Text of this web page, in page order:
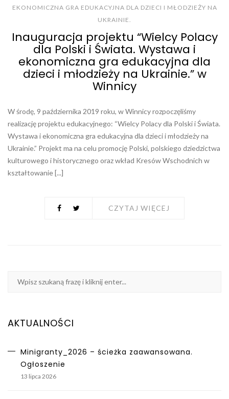
EKONOMICZNA GRA EDUKACYJNA DLA DZIECI I MŁODZIEŻY NA
UKRAINIE.
Inauguracja projektu “Wielcy Polacy
dla Polski i Świata. Wystawa i
ekonomiczna gra edukacyjna dla
dzieci i młodzieży na Ukrainie.” w
Winnicy
W środę, 9 października 2019 roku, w Winnicy rozpoczęliśmy
realizację projektu edukacyjnego: “Wielcy Polacy dla Polski i Świata.
Wystawa i ekonomiczna gra edukacyjna dla dzieci i młodzieży na
Ukrainie.” Projekt ma na celu promocję Polski, polskiego dziedzictwa
kulturowego i historycznego oraz wkład Kresów Wschodnich w
kształtowanie [...]
CZYTAJ WIĘCEJ
AKTUALNOŚCI
Minigranty_2026 – ścieżka zaawansowana.
Ogłoszenie
13 lipca 2026